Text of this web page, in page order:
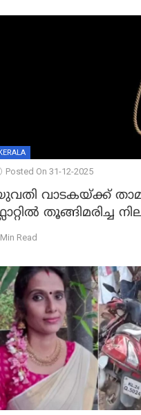
KERALA
Posted On 31-12-2025
വാടകയ്ക്ക്
തൂങ്ങിമരിച്ച
Read